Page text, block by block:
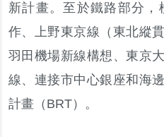
新計畫。 至於鐵路部分 ，
作、 上野東京線 （ 東北縱
羽田機場新線構想 、東京
線、 連接市中心銀座和海
計畫 （ BRT） 。